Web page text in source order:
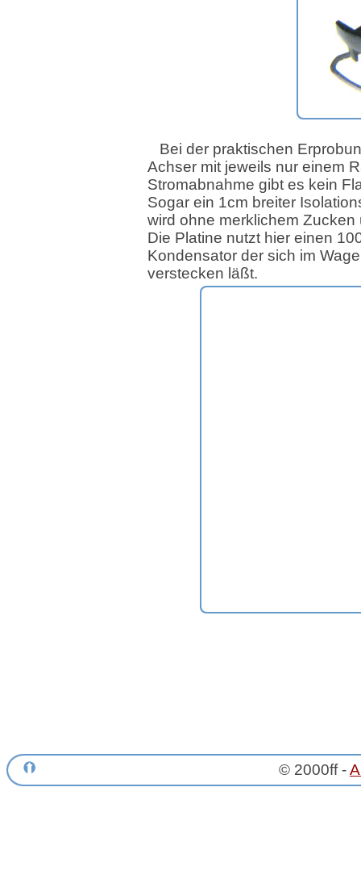
Bei der praktischen
Achser mit jeweils nur einem
Stromabnahme gibt es kein
Sogar ein 1cm breiter
wird ohne merklichem Zucken
Die Platine nutzt hier einen
Kondensator der sich im
verstecken läßt.
© 2000ff -